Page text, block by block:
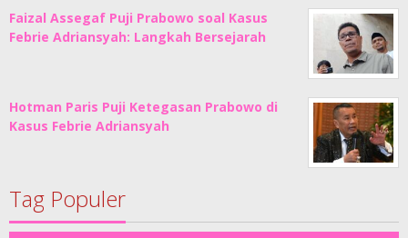
Faizal Assegaf Puji Prabowo soal Kasus
Febrie Adriansyah: Langkah Bersejarah
Hotman Paris Puji Ketegasan Prabowo di
Kasus Febrie Adriansyah
Tag Populer